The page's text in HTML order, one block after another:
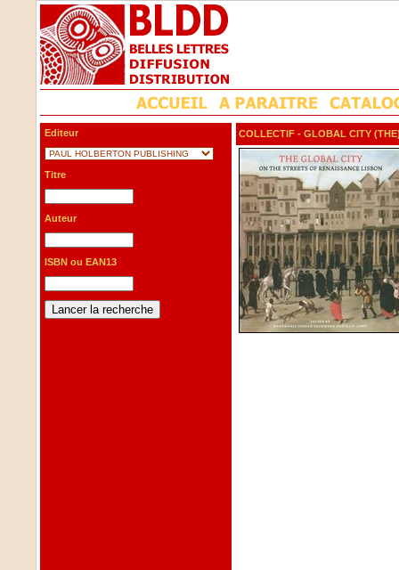
Editeur
Titre
Auteur
ISBN ou EAN13
COLLECTIF - GLOBAL CITY